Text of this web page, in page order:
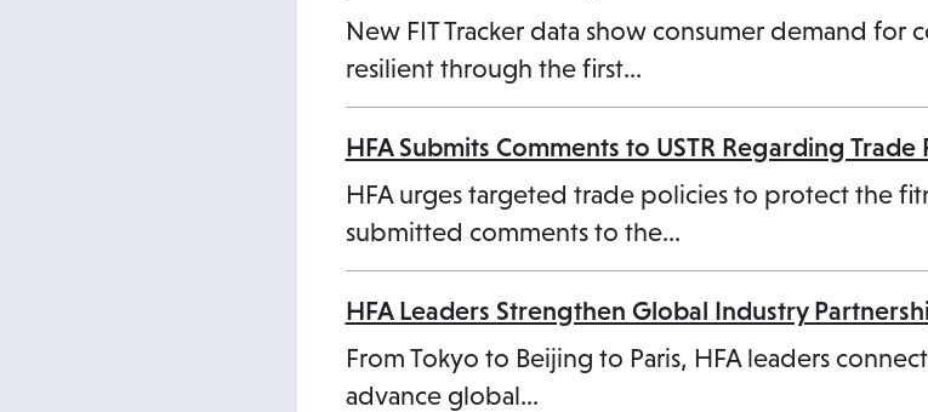
New FIT Tracker data show consumer demand for
resilient through the first…
HFA Submits Comments to USTR Regarding Trade
HFA urges targeted trade policies to protect the
submitted comments to the…
HFA Leaders Strengthen Global Industry
From Tokyo to Beijing to Paris, HFA leaders
advance global…